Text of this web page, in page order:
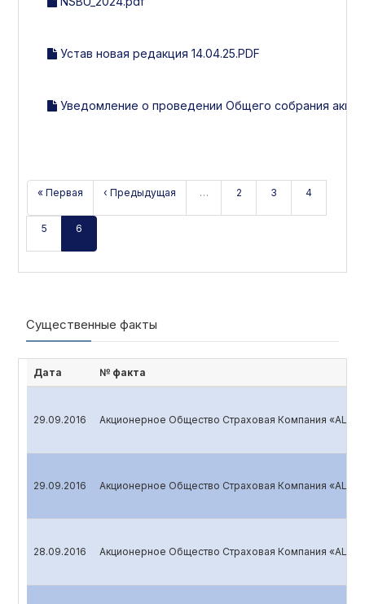
Устав новая редакция 14.04.25.PDF
Уведомление о проведении Общего собрания
« Первая ‹ Предыдущая … 2 3 4
5 6
Существенные факты
Дата № факта
29.09.2016 Акционерное Общество Страховая Компания
29.09.2016 Акционерное Общество Страховая Компания
28.09.2016 Акционерное Общество Страховая Компания